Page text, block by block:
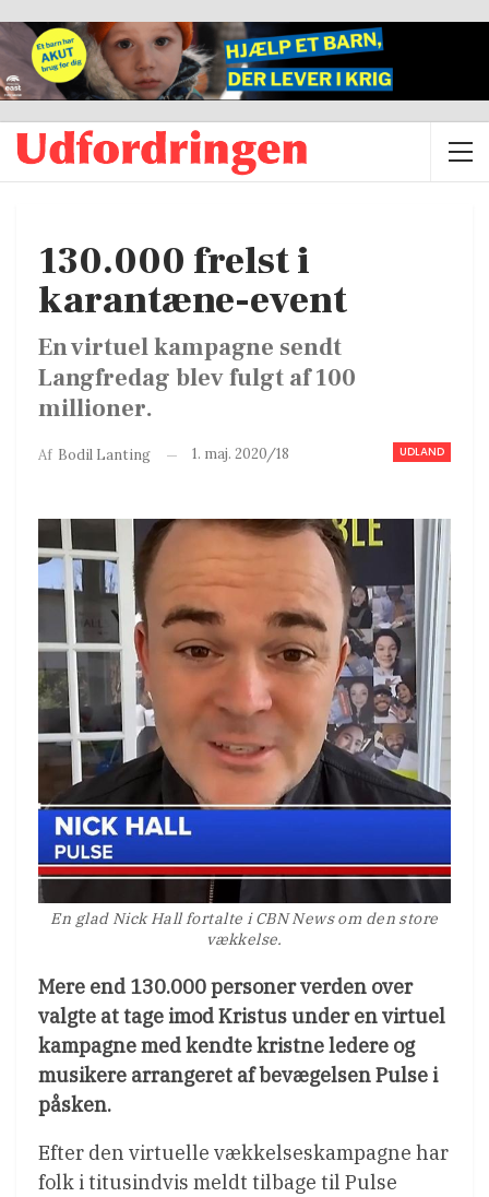
130.000 frelst i
karantæne-event
En virtuel kampagne sendt
Langfredag blev fulgt af 100
millioner.
UDLAND
Af Bodil Lanting 1. maj. 2020/18
En glad Nick Hall fortalte i CBN News om den store
vækkelse.
Mere end 130.000 personer verden over
valgte at tage imod Kristus under en virtuel
kampagne med kendte kristne ledere og
musikere arrangeret af bevægelsen Pulse i
påsken.
Efter den virtuelle vækkelseskampagne har
folk i titusindvis meldt tilbage til Pulse